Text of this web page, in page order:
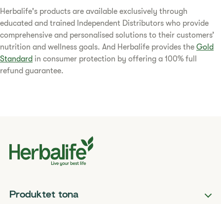
​​Herbalife's products are available exclusively through
educated and trained Independent Distributors who provide
comprehensive and personalised solutions to their customers’
nutrition and wellness goals. And Herbalife provides the Gold
Standard in consumer protection by offering a 100% full
refund guarantee.​
Produktet tona